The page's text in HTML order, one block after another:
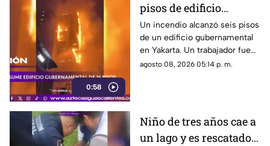
0:58
pisos de edificio
gubernamental en
Yakarta
Un incendio alcanzó seis pisos
de un edificio gubernamental
en Yakarta. Un trabajador fue
rescatado y cerca de mil
agosto 08, 2026 05:14 p. m.
Niño de tres años cae a
un lago y es rescatado